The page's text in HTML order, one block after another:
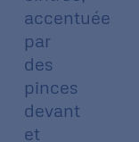
accentuée
par
des
pinces
devant
et